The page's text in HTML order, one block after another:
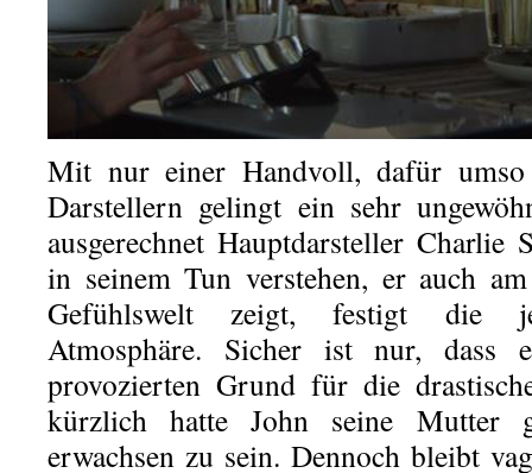
Mit nur einer Handvoll, dafür umso
Darstellern gelingt ein sehr
ausgerechnet Hauptdarsteller Charlie
in seinem Tun verstehen, er auch
Gefühlswelt zeigt, festigt die
Atmosphäre. Sicher ist nur, dass
provozierten Grund für die
kürzlich hatte John seine Mutter
erwachsen zu sein. Dennoch bleibt